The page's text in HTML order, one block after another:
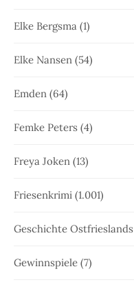
Elke Bergsma (1)
Elke Nansen (54)
Emden (64)
Femke Peters (4)
Freya Joken (13)
Friesenkrimi (1.001)
Geschichte Ostfrieslands
Gewinnspiele (7)